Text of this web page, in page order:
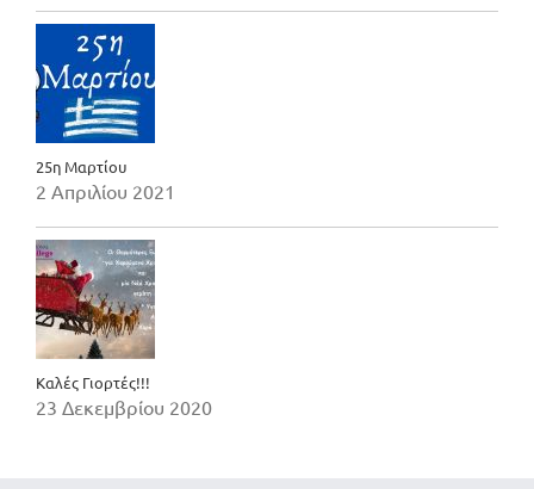
25η Μαρτίου
2 Απριλίου 2021
Καλές Γιορτές!!!
23 Δεκεμβρίου 2020